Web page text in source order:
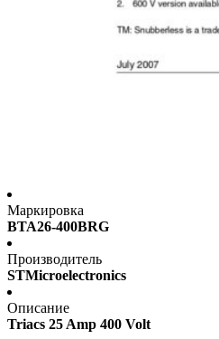
Маркировка
BTA26-400BRG
Производитель
STMicroelectronics
Описание
Triacs 25 Amp 400 Volt